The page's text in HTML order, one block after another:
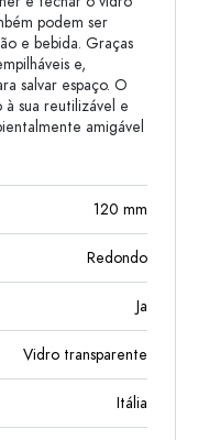
podem ser
e bebida. Graças
​​e,
salvar espaço. O
sua reutilizável e
amigável
120 mm
Redondo
Ja
Vidro transparente
Itália